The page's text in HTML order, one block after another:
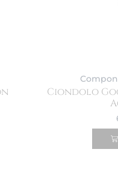
Ciondolo